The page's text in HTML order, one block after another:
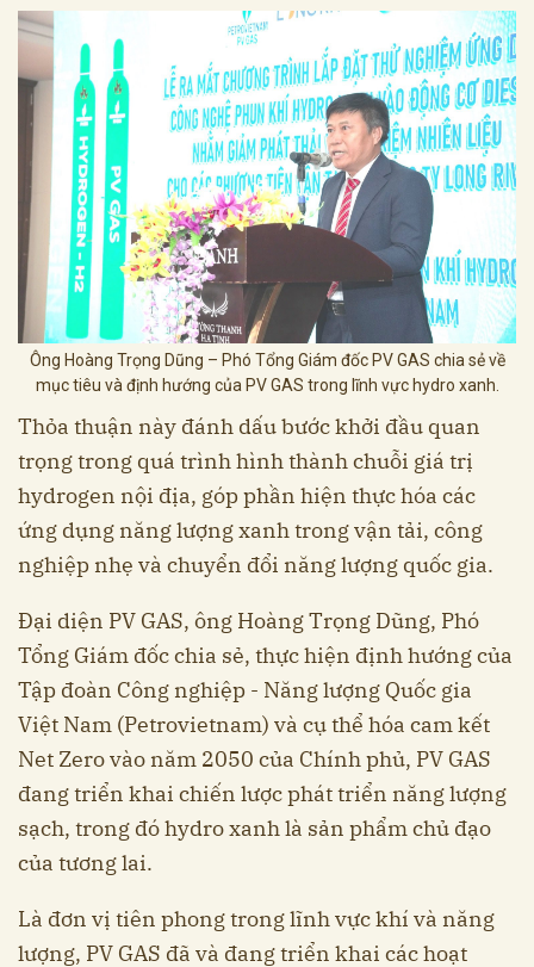
Ông Hoàng Trọng Dũng – Phó Tổng Giám đốc PV GAS chia sẻ về
mục tiêu và định hướng của PV GAS trong lĩnh vực hydro xanh.
Thỏa thuận này đánh dấu bước khởi đầu quan
trọng trong quá trình hình thành chuỗi giá trị
hydrogen nội địa, góp phần hiện thực hóa các
ứng dụng năng lượng xanh trong vận tải, công
nghiệp nhẹ và chuyển đổi năng lượng quốc gia.
Đại diện PV GAS, ông Hoàng Trọng Dũng, Phó
Tổng Giám đốc chia sẻ, thực hiện định hướng của
Tập đoàn Công nghiệp - Năng lượng Quốc gia
Việt Nam (Petrovietnam) và cụ thể hóa cam kết
Net Zero vào năm 2050 của Chính phủ, PV GAS
đang triển khai chiến lược phát triển năng lượng
sạch, trong đó hydro xanh là sản phẩm chủ đạo
của tương lai.
Là đơn vị tiên phong trong lĩnh vực khí và năng
lượng, PV GAS đã và đang triển khai các hoạt